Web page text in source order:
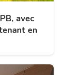
avec
en